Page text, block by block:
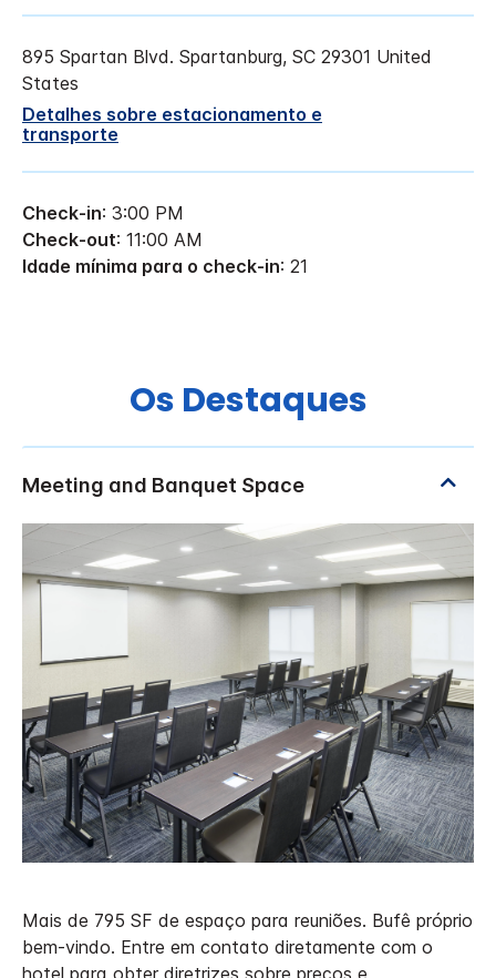
895 Spartan Blvd. Spartanburg, SC 29301 United
States
Detalhes sobre estacionamento e
transporte
Check-in: 3:00 PM
Check-out: 11:00 AM
Idade mínima para o check-in: 21
Os Destaques
Mais de 795 SF de espaço para reuniões. Bufê próprio
bem-vindo. Entre em contato diretamente com o